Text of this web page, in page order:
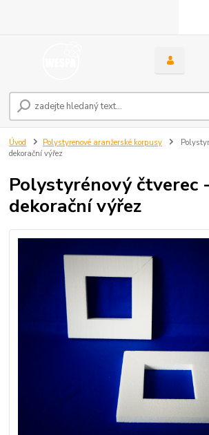
Úvod Polystyrenové aranžerské korpusy
dekorační výřez
Polystyrénový čtverec
dekorační výřez